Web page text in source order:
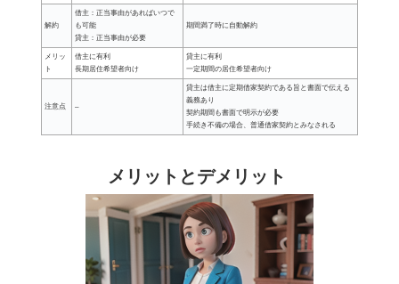
解約
借主：正当事由があればいつで
も可能
貸主：正当事由が必要
期間満了時に自動解約
メリッ
ト
借主に有利
長期居住希望者向け
貸主に有利
一定期間の居住希望者向け
注意点 –
貸主は借主に定期借家契約である旨と書面で伝える
義務あり
契約期間も書面で明示が必要
手続き不備の場合、普通借家契約とみなされる
メリットとデメリット